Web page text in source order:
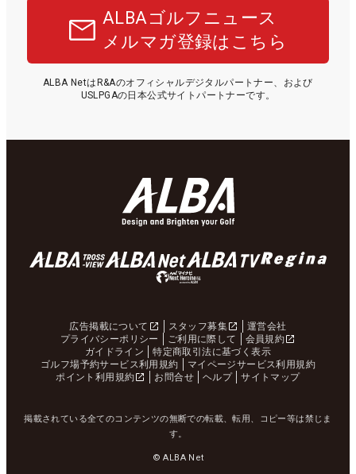
ALBAゴルフニュース
メルマガ登録はこちら
ALBA NetはR&Aのオフィシャルデジタルパートナー、および
USLPGAの日本公式サイトパートナーです。
広告掲載について スタッフ募集
運営会社
プライバシーポリシー
ご利用に際して
会員規約
ガイドライン
特定商取引法に基づく表示
ゴルフ場予約サービス利用規約
マイページサービス利用規約
ポイント利用規約
お問合せ ヘルプ サイトマップ
掲載されている全てのコンテンツの無断での転載、転用、コピー等は禁じま
す。
© ALBA Net